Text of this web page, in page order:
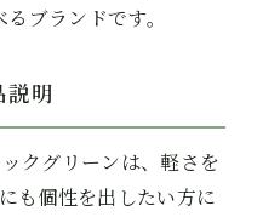
ブランドです。
説明
クグリーンは、軽さを
も個性を出したい方に